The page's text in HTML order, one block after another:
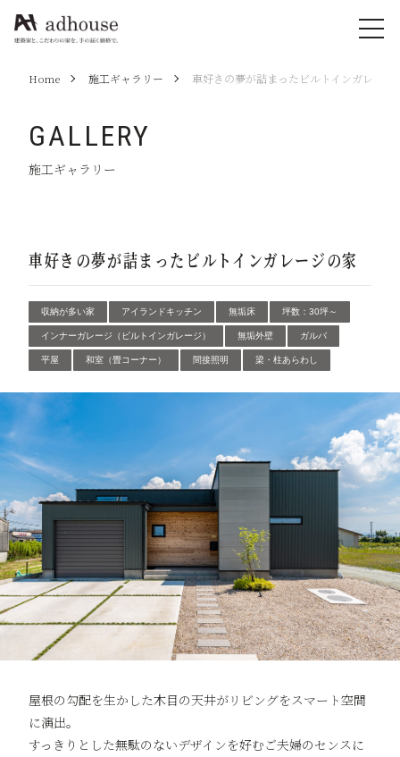
Home 施工ギャラリー 車好きの夢が詰まったビルトインガレージ
GALLERY
施工ギャラリー
車好きの夢が詰まったビルトインガレージの家
収納が多い家 アイランドキッチン 無垢床 坪数：30坪～
インナーガレージ（ビルトインガレージ） 無垢外壁 ガルバ
平屋 和室（畳コーナー） 間接照明 梁・柱あらわし
屋根の勾配を生かした木目の天井がリビングをスマート空間
に演出。
すっきりとした無駄のないデザインを好むご夫婦のセンスに